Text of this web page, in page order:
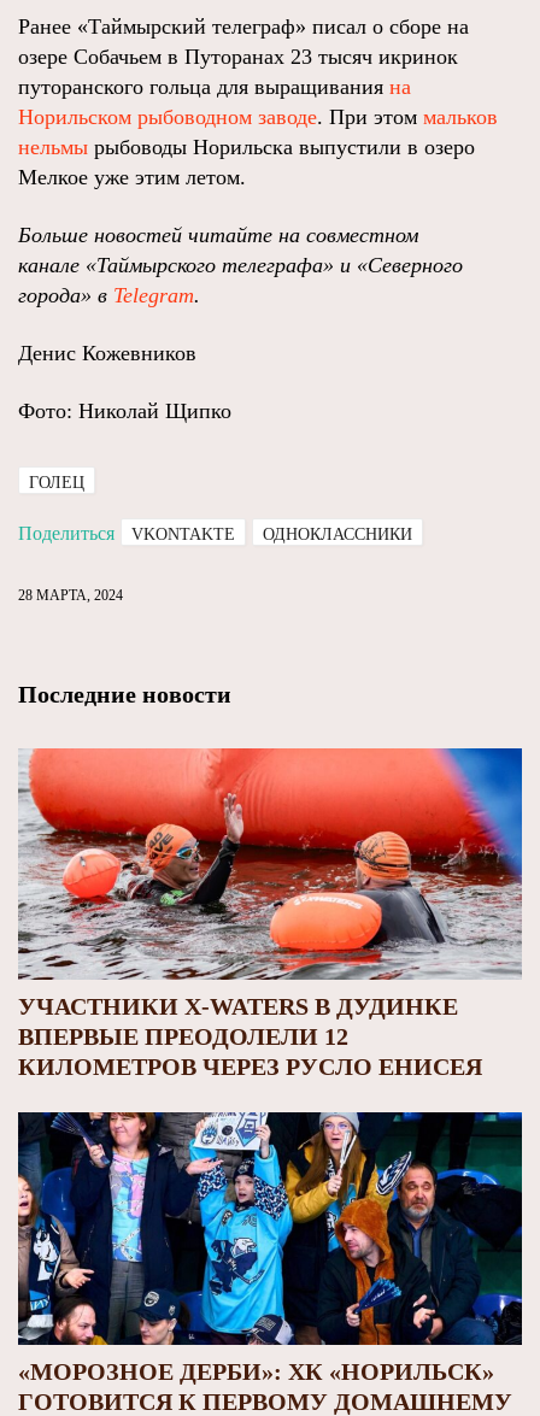
Ранее «Таймырский телеграф» писал о сборе на
озере Собачьем в Путоранах 23 тысяч икринок
путоранского гольца для выращивания на
Норильском рыбоводном заводе. При этом мальков
нельмы рыбоводы Норильска выпустили в озеро
Мелкое уже этим летом.
Больше новостей читайте на совместном
канале «Таймырского телеграфа» и «Северного
города» в Telegram.
Денис Кожевников
Фото: Николай Щипко
ГОЛЕЦ
Поделиться VKONTAKTE ОДНОКЛАССНИКИ
28 МАРТА, 2024
Последние новости
УЧАСТНИКИ X-WATERS В ДУДИНКЕ
ВПЕРВЫЕ ПРЕОДОЛЕЛИ 12
КИЛОМЕТРОВ ЧЕРЕЗ РУСЛО ЕНИСЕЯ
«МОРОЗНОЕ ДЕРБИ»: ХК «НОРИЛЬСК»
ГОТОВИТСЯ К ПЕРВОМУ ДОМАШНЕМУ